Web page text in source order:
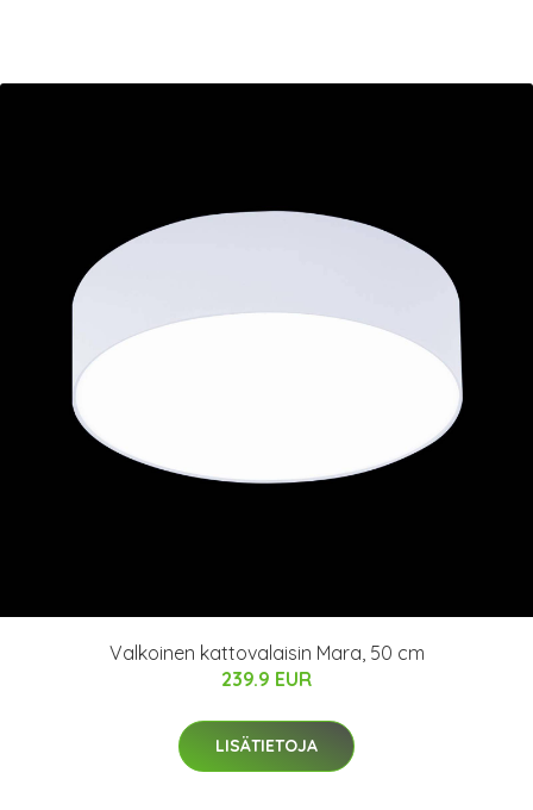
Valkoinen kattovalaisin Mara, 50 cm
239.9 EUR
LISÄTIETOJA